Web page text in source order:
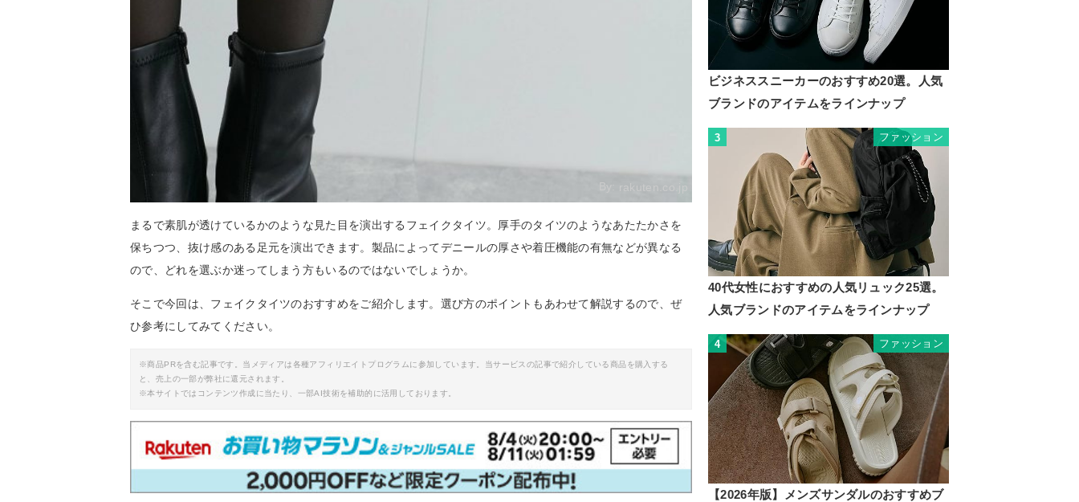
By: rakuten.co.jp
まるで素肌が透けているかのような見た目を演出するフェイクタイツ。厚手のタイツのようなあたたかさを
保ちつつ、抜け感のある足元を演出できます。製品によってデニールの厚さや着圧機能の有無などが異なる
ので、どれを選ぶか迷ってしまう方もいるのではないでしょうか。
そこで今回は、フェイクタイツのおすすめをご紹介します。選び方のポイントもあわせて解説するので、ぜ
ひ参考にしてみてください。
※商品PRを含む記事です。当メディアは各種アフィリエイトプログラムに参加しています。当サービスの記事で紹介している商品を購入する
と、売上の一部が弊社に還元されます。
※本サイトではコンテンツ作成に当たり、一部AI技術を補助的に活用しております。
ビジネススニーカーのおすすめ20選。人気
ブランドのアイテムをラインナップ
3 ファッション
40代女性におすすめの人気リュック25選。
人気ブランドのアイテムをラインナップ
4 ファッション
【2026年版】メンズサンダルのおすすめブ